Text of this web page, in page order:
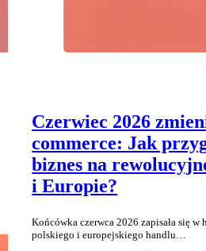
Czerwiec 2026
commerce: Jak
biznes na
i Europie?
Końcówka czerwca 2026 zapisała się
polskiego i europejskiego handlu…